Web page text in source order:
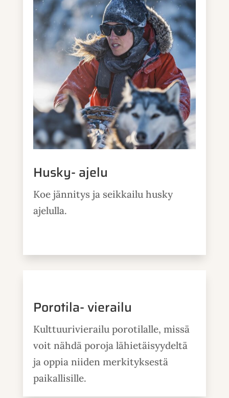
Husky- ajelu
Koe jännitys ja seikkailu husky
ajelulla.
Porotila- vierailu
Kulttuurivierailu porotilalle, missä
voit nähdä poroja lähietäisyydeltä
ja oppia niiden merkityksestä
paikallisille.